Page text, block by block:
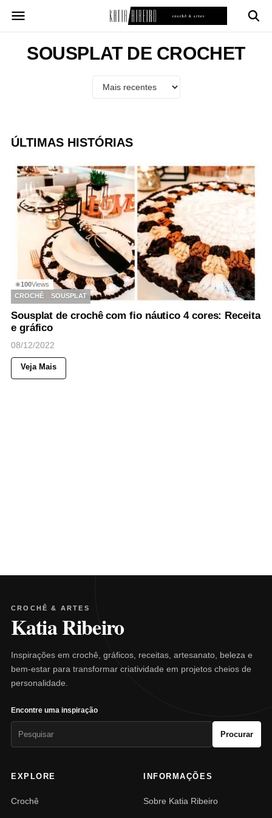
para
conteúdoSOUSPLAT DE CROCHET
ÚLTIMAS HISTÓRIAS
◉100Views
CROCHÊ
SOUSPLAT
Sousplat de crochê com fio náutico 4 cores: Receita
e gráfico
08/12/2022
Veja Mais
CROCHÊ & ARTES
Katia Ribeiro
Inspirações em crochê, gráficos, receitas, artesanato, beleza e
bem-estar para transformar criatividade em projetos cheios de
personalidade.
Encontre uma inspiração
Procurar
EXPLORE
Crochê
INFORMAÇÕES
Sobre Katia Ribeiro